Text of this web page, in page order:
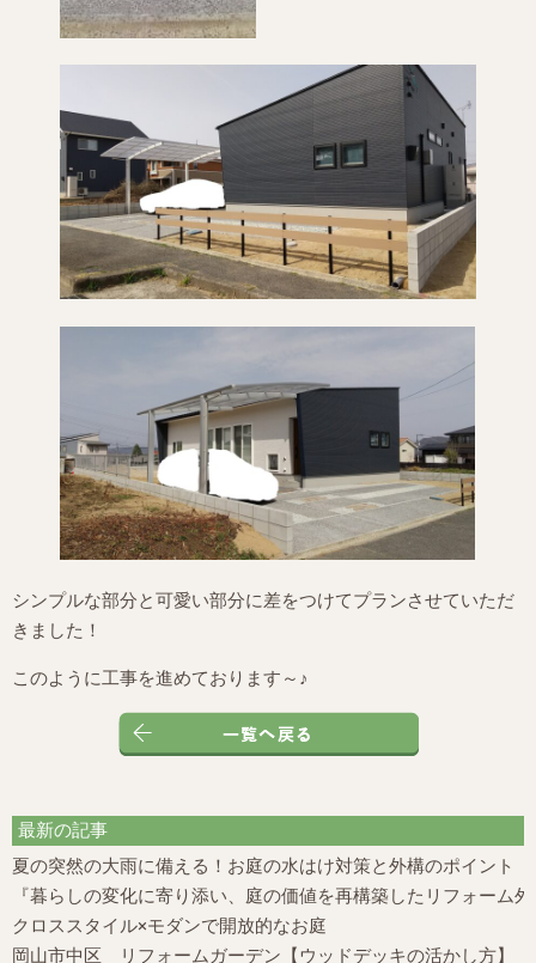
シンプルな部分と可愛い部分に差をつけてプランさせていただ
きました！
このように工事を進めております～♪
最新の記事
夏の突然の大雨に備える！お庭の水はけ対策と外構のポイント
『暮らしの変化に寄り添い、庭の価値を再構築したリフォーム
クロススタイル×モダンで開放的なお庭
岡山市中区 リフォームガーデン【ウッドデッキの活かし方】